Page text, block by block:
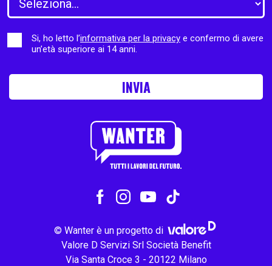
Si, ho letto l’informativa per la privacy e confermo di avere
un’età superiore ai 14 anni.
INVIA
© Wanter è un progetto di
Valore D Servizi Srl Società Benefit
Via Santa Croce 3 - 20122 Milano